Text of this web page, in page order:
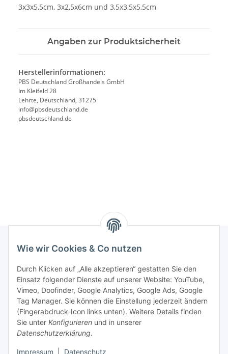
Wie wir Cookies & Co nutzen
Durch Klicken auf „Alle akzeptieren“ gestatten Sie den
Einsatz folgender Dienste auf unserer Website: YouTube,
Vimeo, Doofinder, Google Analytics, Google Ads, Google
Tag Manager. Sie können die Einstellung jederzeit ändern
(Fingerabdruck-Icon links unten). Weitere Details finden
Sie unter Konfigurieren und in unserer
Datenschutzerklärung.
Impressum Datenschutz
3x3x5,5cm, 3x2,5x6cm und 3,5x3,5x5,5cm
Angaben zur Produktsicherheit
Herstellerinformationen:
PBS Deutschland Großhandels GmbH
Im Kleifeld 28
Lehrte, Deutschland, 31275
info@pbsdeutschland.de
pbsdeutschland.de
Rechtliches
Allgemeines
Firma